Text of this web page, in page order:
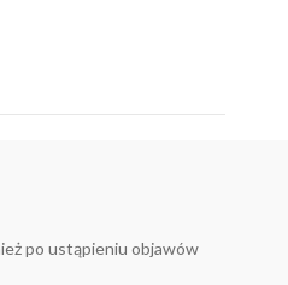
po ustąpieniu objawów